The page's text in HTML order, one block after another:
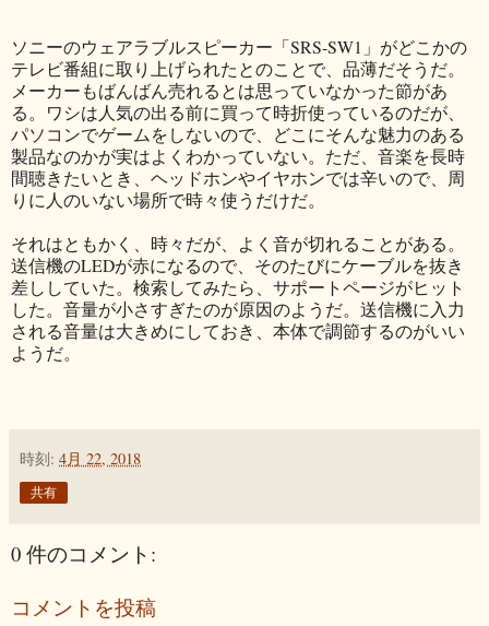
ソニーのウェアラブルスピーカー「SRS-SW1」がどこかの
テレビ番組に取り上げられたとのことで、品薄だそうだ。
メーカーもばんばん売れるとは思っていなかった節があ
る。ワシは人気の出る前に買って時折使っているのだが、
パソコンでゲームをしないので、どこにそんな魅力のある
製品なのかが実はよくわかっていない。ただ、音楽を長時
間聴きたいとき、ヘッドホンやイヤホンでは辛いので、周
りに人のいない場所で時々使うだけだ。
それはともかく、時々だが、よく音が切れることがある。
送信機のLEDが赤になるので、そのたびにケーブルを抜き
差ししていた。検索してみたら、サポートページがヒット
した。音量が小さすぎたのが原因のようだ。送信機に入力
される音量は大きめにしておき、本体で調節するのがいい
ようだ。
時刻: 4月 22, 2018
共有
0 件のコメント:
コメントを投稿